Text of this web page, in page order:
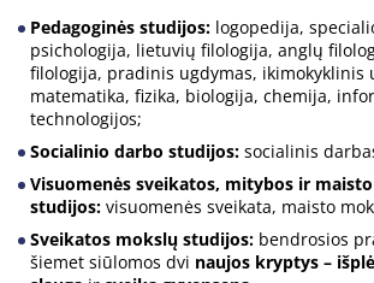
Pedagoginės studijos: logopedija,
psichologija, lietuvių filologija, anglų
filologija, pradinis ugdymas, ikimokyklinis
matematika, fizika, biologija, chemija,
technologijos;
Socialinio darbo studijos: socialinis
Visuomenės sveikatos, mitybos ir
studijos: visuomenės sveikata, maisto
Sveikatos mokslų studijos: bendrosios
šiemet siūlomos dvi naujos kryptys –